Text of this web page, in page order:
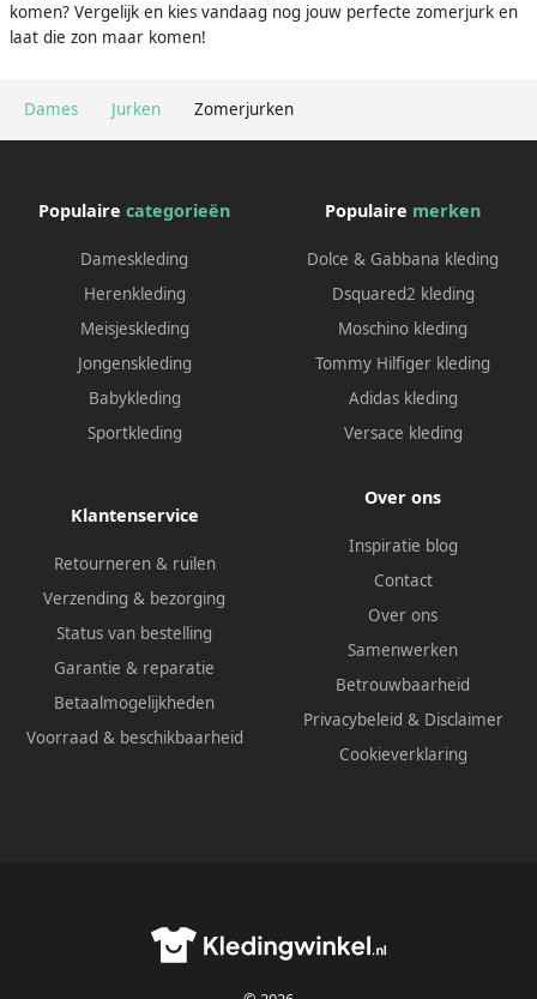
Dames Jurken Zomerjurken
komen? Vergelijk en kies vandaag nog jouw perfecte zomerjurk en
laat die zon maar komen!
Populaire categorieën
Dameskleding
Herenkleding
Meisjeskleding
Jongenskleding
Babykleding
Sportkleding
Populaire merken
Dolce & Gabbana kleding
Dsquared2 kleding
Moschino kleding
Tommy Hilfiger kleding
Adidas kleding
Versace kleding
Klantenservice
Retourneren & ruilen
Verzending & bezorging
Status van bestelling
Garantie & reparatie
Betaalmogelijkheden
Voorraad & beschikbaarheid
Over ons
Inspiratie blog
Contact
Over ons
Samenwerken
Betrouwbaarheid
Privacybeleid & Disclaimer
Cookieverklaring